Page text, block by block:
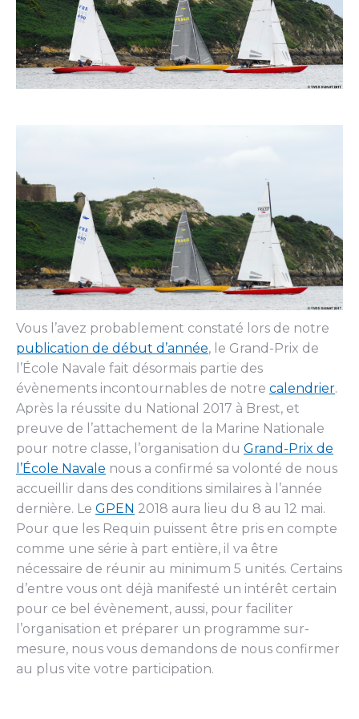
Vous l’avez probablement constaté lors de notre
publication de début d’année, le Grand-Prix de
l’École Navale fait désormais partie des
évènements incontournables de notre calendrier.
Après la réussite du National 2017 à Brest, et
preuve de l’attachement de la Marine Nationale
pour notre classe, l’organisation du Grand-Prix de
l’École Navale nous a confirmé sa volonté de nous
accueillir dans des conditions similaires à l’année
dernière. Le GPEN 2018 aura lieu du 8 au 12 mai.
Pour que les Requin puissent être pris en compte
comme une série à part entière, il va être
nécessaire de réunir au minimum 5 unités. Certains
d’entre vous ont déjà manifesté un intérêt certain
pour ce bel évènement, aussi, pour faciliter
l’organisation et préparer un programme sur-
mesure, nous vous demandons de nous confirmer
au plus vite votre participation.